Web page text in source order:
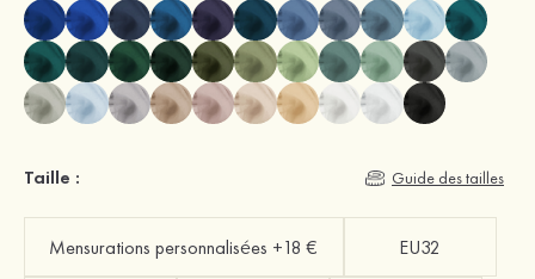
Taille : Guide des tailles
Mensurations personnalisées +18 € EU32